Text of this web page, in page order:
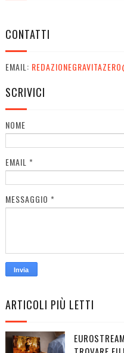
CONTATTI
EMAIL:
SCRIVICI
NOME
EMAIL *
MESSAGGIO *
ARTICOLI PIÙ LETTI